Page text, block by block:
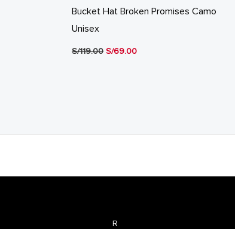
Bucket Hat Broken Promises Camo
Unisex
S/119.00 El
S/69.00
R